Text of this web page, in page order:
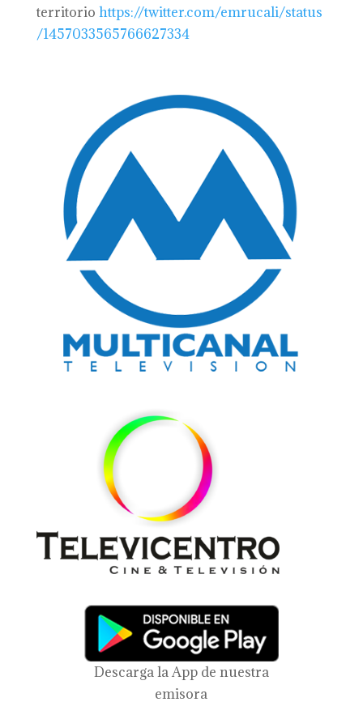
territorio https://twitter.com/emrucali/status
/1457033565766627334
Descarga la App de nuestra
emisora